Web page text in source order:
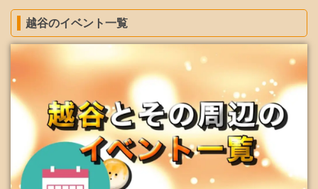
越谷のイベント一覧